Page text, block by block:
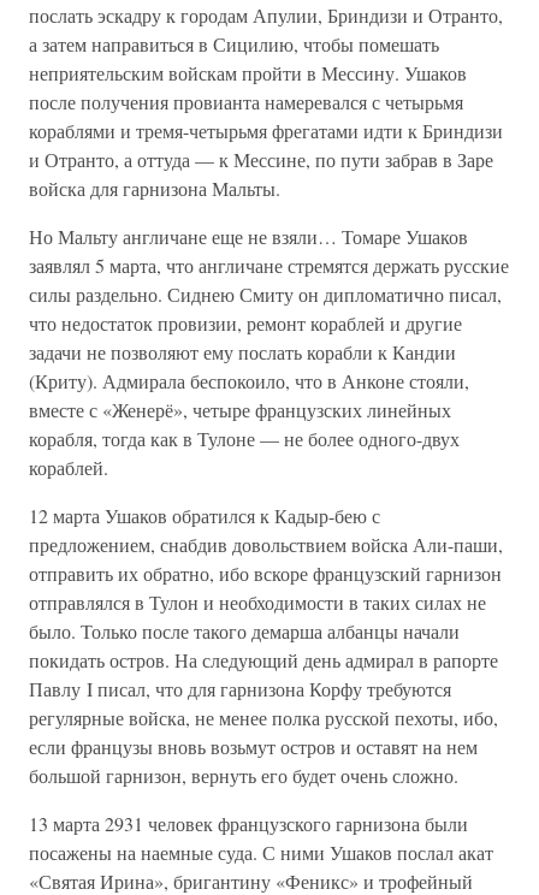
послать эскадру к городам Апулии, Бриндизи и Отранто,
а затем направиться в Сицилию, чтобы помешать
неприятельским войскам пройти в Мессину. Ушаков
после получения провианта намеревался с четырьмя
кораблями и тремя-четырьмя фрегатами идти к Бриндизи
и Отранто, а оттуда — к Мессине, по пути забрав в Заре
войска для гарнизона Мальты.
Но Мальту англичане еще не взяли… Томаре Ушаков
заявлял 5 марта, что англичане стремятся держать русские
силы раздельно. Сиднею Смиту он дипломатично писал,
что недостаток провизии, ремонт кораблей и другие
задачи не позволяют ему послать корабли к Кандии
(Криту). Адмирала беспокоило, что в Анконе стояли,
вместе с «Женерё», четыре французских линейных
корабля, тогда как в Тулоне — не более одного-двух
кораблей.
12 марта Ушаков обратился к Кадыр-бею с
предложением, снабдив довольствием войска Али-паши,
отправить их обратно, ибо вскоре французский гарнизон
отправлялся в Тулон и необходимости в таких силах не
было. Только после такого демарша албанцы начали
покидать остров. На следующий день адмирал в рапорте
Павлу I писал, что для гарнизона Корфу требуются
регулярные войска, не менее полка русской пехоты, ибо,
если французы вновь возьмут остров и оставят на нем
большой гарнизон, вернуть его будет очень сложно.
13 марта 2931 человек французского гарнизона были
посажены на наемные суда. С ними Ушаков послал акат
«Святая Ирина», бригантину «Феникс» и трофейный